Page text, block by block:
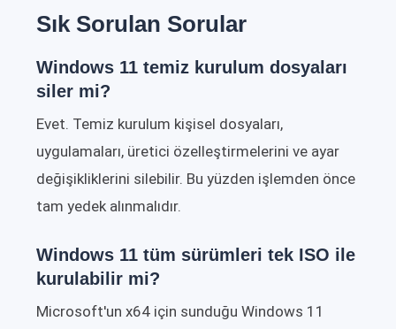
Sık Sorulan Sorular
Windows 11 temiz kurulum dosyaları
siler mi?
Evet. Temiz kurulum kişisel dosyaları,
uygulamaları, üretici özelleştirmelerini ve ayar
değişikliklerini silebilir. Bu yüzden işlemden önce
tam yedek alınmalıdır.
Windows 11 tüm sürümleri tek ISO ile
kurulabilir mi?
Microsoft'un x64 için sunduğu Windows 11